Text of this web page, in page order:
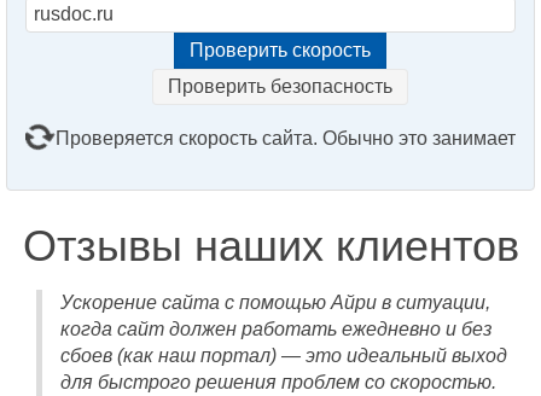
Проверить безопасность
Проверяется скорость сайта. Обычно это занимает
Отзывы наших клиентов
Ускорение сайта с помощью Айри в ситуации,
когда сайт должен работать ежедневно и без
сбоев (как наш портал) — это идеальный выход
для быстрого решения проблем со скоростью.